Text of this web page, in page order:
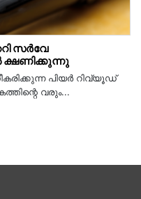
സർവേ
പിയര്‍ റിവ്യൂഡ്
വരും...